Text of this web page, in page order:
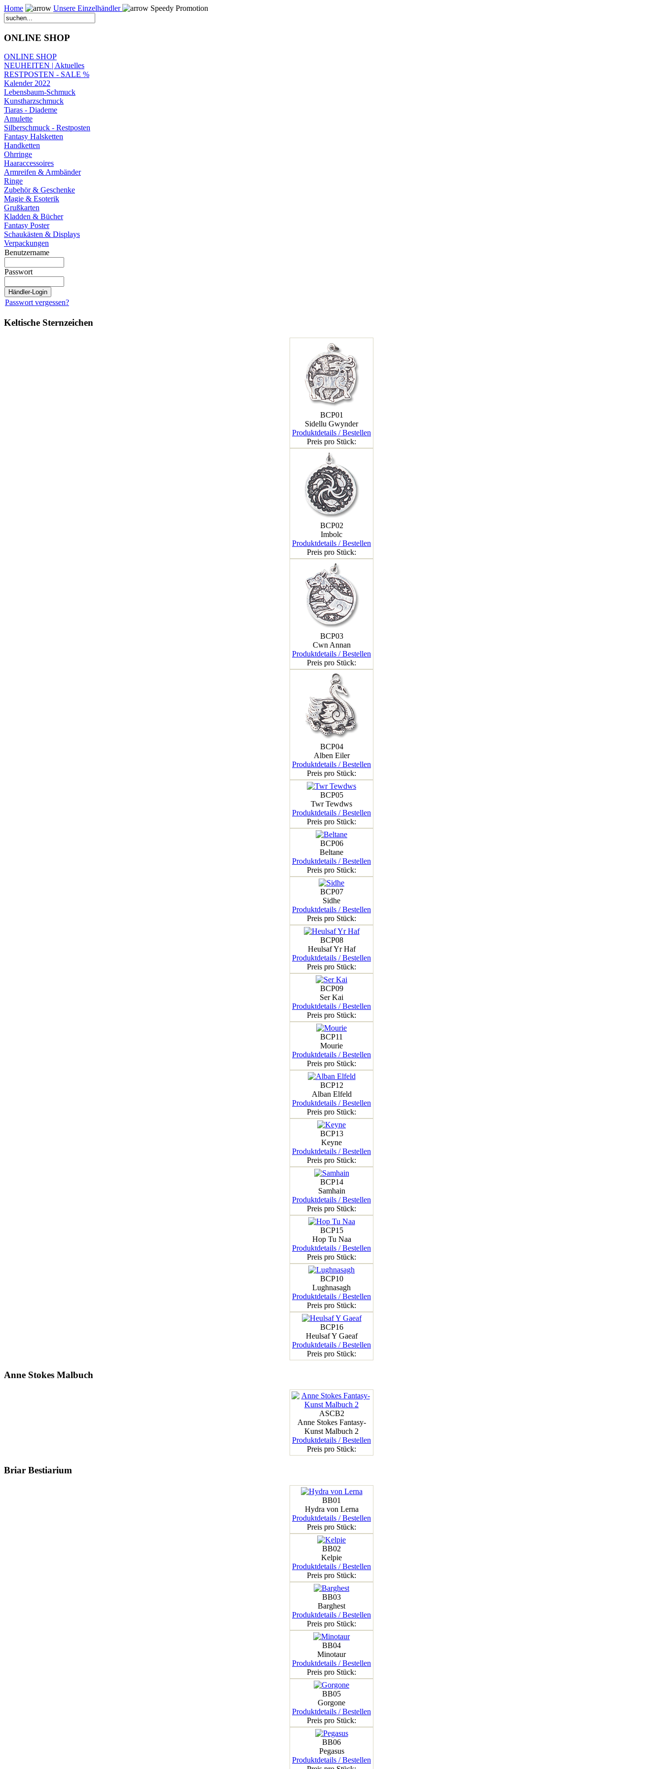
Home Unsere Einzelhändler Speedy Promotion
ONLINE SHOP
ONLINE SHOP
NEUHEITEN | Aktuelles
RESTPOSTEN - SALE %
Kalender 2022
Lebensbaum-Schmuck
Kunstharzschmuck
Tiaras - Diademe
Amulette
Silberschmuck - Restposten
Fantasy Halsketten
Handketten
Ohrringe
Haaraccessoires
Armreifen & Armbänder
Ringe
Zubehör & Geschenke
Magie & Esoterik
Grußkarten
Kladden & Bücher
Fantasy Poster
Schaukästen & Displays
Verpackungen
Benutzername
Passwort
Passwort vergessen?
Keltische Sternzeichen
BCP01
Sidellu Gwynder
Produktdetails / Bestellen
Preis pro Stück:
BCP02
Imbolc
Produktdetails / Bestellen
Preis pro Stück:
BCP03
Cwn Annan
Produktdetails / Bestellen
Preis pro Stück:
BCP04
Alben Eiler
Produktdetails / Bestellen
Preis pro Stück:
BCP05
Twr Tewdws
Produktdetails / Bestellen
Preis pro Stück:
BCP06
Beltane
Produktdetails / Bestellen
Preis pro Stück:
BCP07
Sidhe
Produktdetails / Bestellen
Preis pro Stück:
BCP08
Heulsaf Yr Haf
Produktdetails / Bestellen
Preis pro Stück:
BCP09
Ser Kai
Produktdetails / Bestellen
Preis pro Stück:
BCP11
Mourie
Produktdetails / Bestellen
Preis pro Stück:
BCP12
Alban Elfeld
Produktdetails / Bestellen
Preis pro Stück:
BCP13
Keyne
Produktdetails / Bestellen
Preis pro Stück:
BCP14
Samhain
Produktdetails / Bestellen
Preis pro Stück:
BCP15
Hop Tu Naa
Produktdetails / Bestellen
Preis pro Stück:
BCP10
Lughnasagh
Produktdetails / Bestellen
Preis pro Stück:
BCP16
Heulsaf Y Gaeaf
Produktdetails / Bestellen
Preis pro Stück:
Anne Stokes Malbuch
ASCB2
Anne Stokes Fantasy-
Kunst Malbuch 2
Produktdetails / Bestellen
Preis pro Stück:
Briar Bestiarium
BB01
Hydra von Lerna
Produktdetails / Bestellen
Preis pro Stück:
BB02
Kelpie
Produktdetails / Bestellen
Preis pro Stück:
BB03
Barghest
Produktdetails / Bestellen
Preis pro Stück:
BB04
Minotaur
Produktdetails / Bestellen
Preis pro Stück:
BB05
Gorgone
Produktdetails / Bestellen
Preis pro Stück:
BB06
Pegasus
Produktdetails / Bestellen